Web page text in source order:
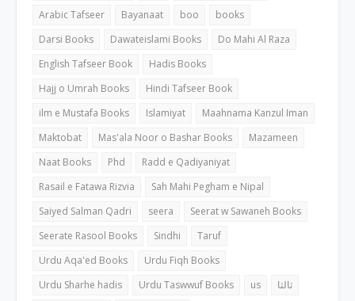
Arabic Tafseer
Bayanaat boo
books
Darsi Books
Dawateislami Books
Do Mahi Al Raza
English Tafseer Book
Hadis Books
Hajj o Umrah Books
Hindi Tafseer Book
ilm e Mustafa Books
Islamiyat
Maahnama Kanzul Iman
Maktobat
Mas'ala Noor o Bashar Books
Mazameen
Naat Books
Phd
Radd e Qadiyaniyat
Rasail e Fatawa Rizvia
Sah Mahi Pegham e Nipal
Saiyed Salman Qadri
seera
Seerat w Sawaneh Books
Seerate Rasool Books
Sindhi
Taruf
Urdu Aqa'ed Books
Urdu Fiqh Books
Urdu Sharhe hadis
Urdu Taswwuf Books us
ثالثا